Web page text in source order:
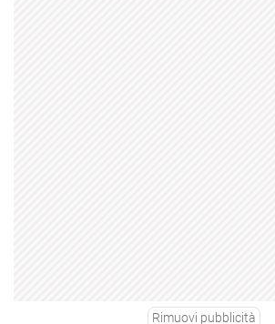
Rimuovi pubblicità